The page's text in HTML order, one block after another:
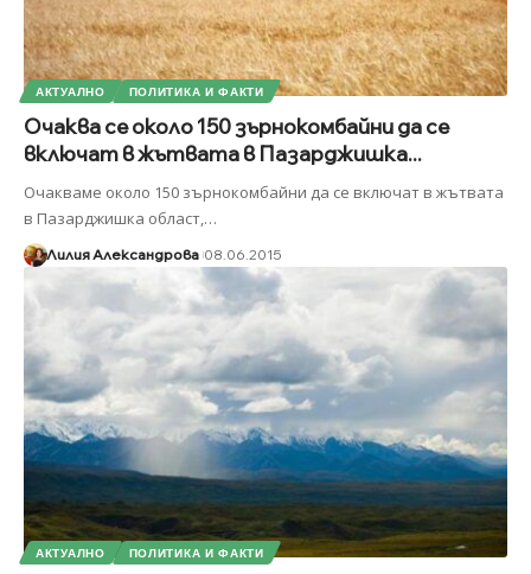
АКТУАЛНО ПОЛИТИКА И ФАКТИ
Очаква се около 150 зърнокомбайни да се
включат в жътвата в Пазарджишка...
Очакваме около 150 зърнокомбайни да се включат в жътвата
в Пазарджишка област,…
Лилия Александрова 08.06.2015
АКТУАЛНО ПОЛИТИКА И ФАКТИ